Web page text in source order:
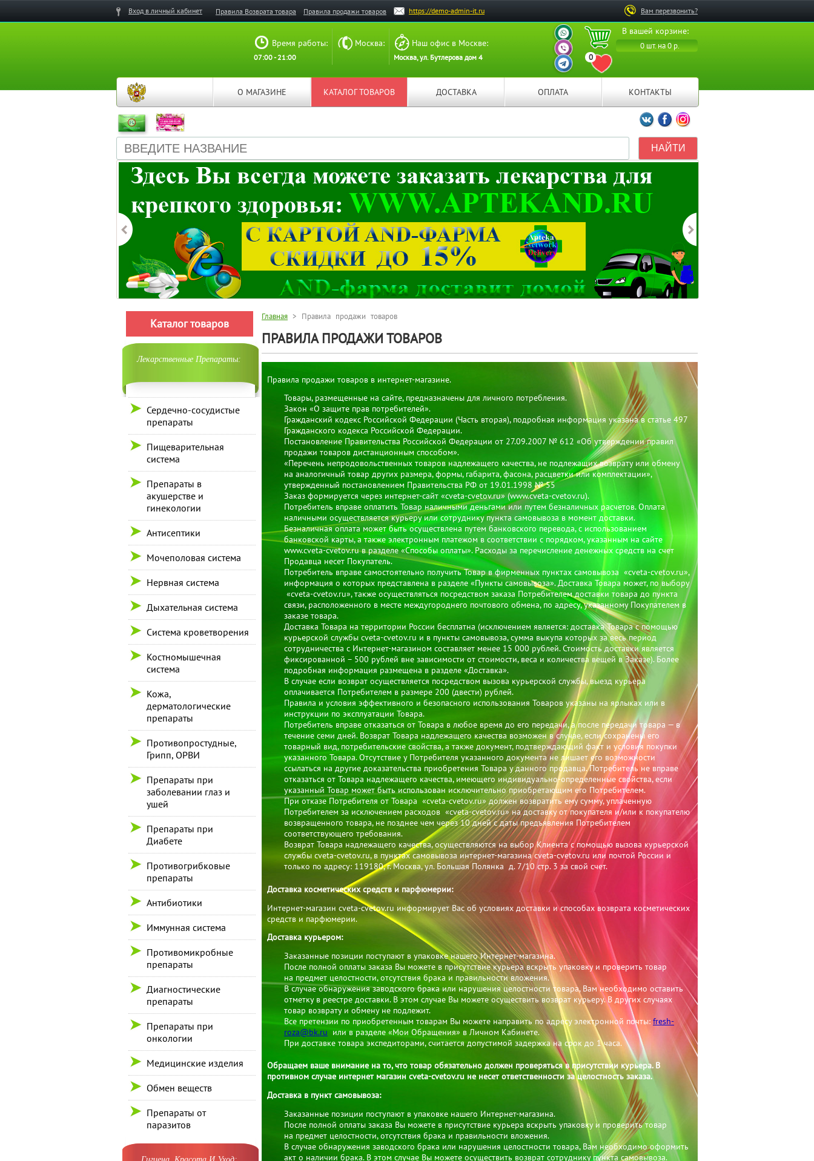
Вам перезвонить?
Вход в личный кабинет Правила Возврата товара Правила продажи товаров https://demo-admin-it.ru
В вашей корзине:
0 шт. на 0 р.
0
ПЕРЕЙТИ В ИЗБРАННОЕ
ВАШ ПЕРСОНАЛЬНЫЙ
МЕНЕДЖЕР
ВАШ ПЕРСОНАЛЬНЫЙ
МЕНЕДЖЕР
ВАШ ПЕРСОНАЛЬНЫЙ
МЕНЕДЖЕР
Время работы:
07:00 - 21:00
Москва: Наш офис в Москве:
Москва, ул. Бутлерова дом 4
О МАГАЗИНЕ КАТАЛОГ ТОВАРОВ ДОСТАВКА ОПЛАТА КОНТАКТЫ
Мы ВКонтакте
Мы на Facebook
Мы в Instagramm
Каталог товаров
Лекарственные Препараты:
Сердечно-сосудистые
препараты
Пищеварительная
система
Препараты в
акушерстве и
гинекологии
Антисептики
Мочеполовая система
Нервная система
Дыхательная система
Система кроветворения
Костномышечная
система
Кожа,
дерматологические
препараты
Противопростудные,
Грипп, ОРВИ
Препараты при
заболевании глаз и
ушей
Препараты при
Диабете
Противогрибковые
препараты
Антибиотики
Иммунная система
Противомикробные
препараты
Диагностические
препараты
Препараты при
онкологии
Медицинские изделия
Обмен веществ
Препараты от
паразитов
Главная > Правила продажи товаров
ПРАВИЛА ПРОДАЖИ ТОВАРОВ
Правила продажи товаров в интернет-магазине.
Товары, размещенные на сайте, предназначены для личного потребления.
Закон «О защите прав потребителей».
Гражданский кодекс Российской Федерации (Часть вторая), подробная информация указана в статье 497
Гражданского кодекса Российской Федерации.
Постановление Правительства Российской Федерации от 27.09.2007 № 612 «Об утверждении правил
продажи товаров дистанционным способом».
«Перечень непродовольственных товаров надлежащего качества, не подлежащих возврату или обмену
на аналогичный товар других размера, формы, габарита, фасона, расцветки или комплектации»,
утвержденный постановлением Правительства РФ от 19.01.1998 № 55
Заказ формируется через интернет-сайт «cveta-cvetov.ru» (www.cveta-cvetov.ru).
Потребитель вправе оплатить Товар наличными деньгами или путем безналичных расчетов. Оплата
наличными осуществляется курьеру или сотруднику пункта самовывоза в момент доставки.
Безналичная оплата может быть осуществлена путем банковского перевода, с использованием
банковской карты, а также электронным платежом в соответствии с порядком, указанным на сайте
www.cveta-cvetov.ru в разделе «Способы оплаты». Расходы за перечисление денежных средств на счет
Продавца несет Покупатель.
Потребитель вправе самостоятельно получить Товар в фирменных пунктах самовывоза «cveta-cvetov.ru»,
информация о которых представлена в разделе «Пункты самовывоза». Доставка Товара может, по выбору
«cveta-cvetov.ru», также осуществляться посредством заказа Потребителем доставки товара до пункта
связи, расположенного в месте междугороднего почтового обмена, по адресу, указанному Покупателем в
заказе товара.
Доставка Товара на территории России бесплатна (исключением является: доставка Товара с помощью
курьерской службы cveta-cvetov.ru и в пункты самовывоза, сумма выкупа которых за весь период
сотрудничества с Интернет-магазином составляет менее 15 000 рублей. Стоимость доставки является
фиксированной – 500 рублей вне зависимости от стоимости, веса и количества вещей в Заказе). Более
подробная информация размещена в разделе «Доставка».
В случае если возврат осуществляется посредством вызова курьерской службы, выезд курьера
оплачивается Потребителем в размере 200 (двести) рублей.
Правила и условия эффективного и безопасного использования Товаров указаны на ярлыках или в
инструкции по эксплуатации Товара.
Потребитель вправе отказаться от Товара в любое время до его передачи, а после передачи товара — в
течение семи дней. Возврат Товара надлежащего качества возможен в случае, если сохранены его
товарный вид, потребительские свойства, а также документ, подтверждающий факт и условия покупки
указанного Товара. Отсутствие у Потребителя указанного документа не лишает его возможности
ссылаться на другие доказательства приобретения Товара у данного продавца. Потребитель не вправе
отказаться от Товара надлежащего качества, имеющего индивидуально-определенные свойства, если
указанный Товар может быть использован исключительно приобретающим его Потребителем.
При отказе Потребителя от Товара «cveta-cvetov.ru» должен возвратить ему сумму, уплаченную
Потребителем за исключением расходов «cveta-cvetov.ru» на доставку от покупателя и/или к покупателю
возвращенного товара, не позднее чем через 10 дней с даты предъявления Потребителем
соответствующего требования.
Возврат Товара надлежащего качества, осуществляются на выбор Клиента с помощью вызова курьерской
службы cveta-cvetov.ru, в пунктах самовывоза интернет-магазина cveta-cvetov.ru или почтой России и
только по адресу: 119180, г. Москва, ул. Большая Полянка д. 7/10 стр. 3 за свой счет.
Доставка косметических средств и парфюмерии:
Интернет-магазин cveta-cvetov.ru информирует Вас об условиях доставки и способах возврата косметических
средств и парфюмерии.
Доставка курьером:
Заказанные позиции поступают в упаковке нашего Интернет-магазина.
После полной оплаты заказа Вы можете в присутствие курьера вскрыть упаковку и проверить товар
на предмет целостности, отсутствия брака и правильности вложения.
В случае обнаружения заводского брака или нарушения целостности товара, Вам необходимо оставить
отметку в реестре доставки. В этом случае Вы можете осуществить возврат курьеру. В других случаях
товар возврату и обмену не подлежит.
Все претензии по приобретенным товарам Вы можете направить по адресу электронной почты: fresh-
roza@bk.ruили в разделе «Мои Обращения» в Личном Кабинете.
При доставке товара экспедиторами, считается допустимой задержка на срок до 1 часа.
Обращаем ваше внимание на то, что товар обязательно должен проверяться в присутствии курьера. В
противном случае интернет магазин cveta-cvetov.ru не несет ответственности за целостность заказа.
Доставка в пункт самовывоза:
Заказанные позиции поступают в упаковке нашего Интернет-магазина.
После полной оплаты заказа Вы можете в присутствие курьера вскрыть упаковку и проверить товар
на предмет целостности, отсутствия брака и правильности вложения.
В случае обнаружения заводского брака или нарушения целостности товара, Вам необходимо оформить
акт о наличии брака. В этом случае Вы можете осуществить возврат сотруднику пункта самовывоза.